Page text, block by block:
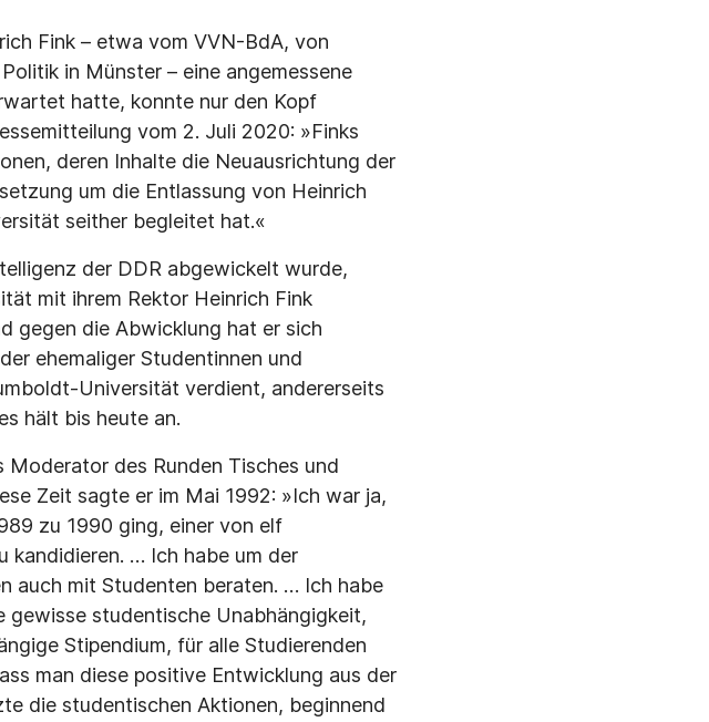
Fink – etwa vom VVN-BdA, von
in Münster – eine angemessene
hatte, konnte nur den Kopf
vom 2. Juli 2020: »Finks
deren Inhalte die Neuausrichtung der
um die Entlassung von Heinrich
seither begleitet hat.«
der DDR abgewickelt wurde,
mit ihrem Rektor Heinrich Fink
gegen die Abwicklung hat er sich
ehemaliger Studentinnen und
Universität verdient, andererseits
hält bis heute an.
Moderator des Runden Tisches und
Zeit sagte er im Mai 1992: »Ich war ja,
zu 1990 ging, einer von elf
kandidieren. … Ich habe um der
auch mit Studenten beraten. … Ich habe
studentische Unabhängigkeit,
Stipendium, für alle Studierenden
man diese positive Entwicklung aus der
die studentischen Aktionen, beginnend